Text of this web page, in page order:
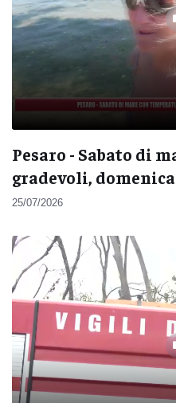
Pesaro - Sabato di
gradevoli,
25/07/2026